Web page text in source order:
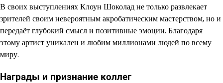
В своих выступлениях Клоун Шоколад не только развлекает
зрителей своим невероятным акробатическим мастерством, но и
передаёт глубокий смысл и позитивные эмоции. Благодаря
этому артист уникален и любим миллионами людей по всему
миру.
Награды и признание коллег